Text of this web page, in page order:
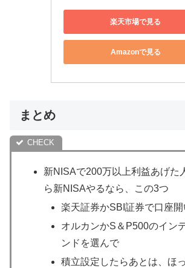
楽天市場で見る
Amazonで見る
まとめ
新NISAで200万以上利益あげた
ら新NISAやるなら、この3つ
楽天証券かSBI証券で口座開
オルカンかS＆P500のイン
ンドを選んで
積立設定したらあとは、ほ